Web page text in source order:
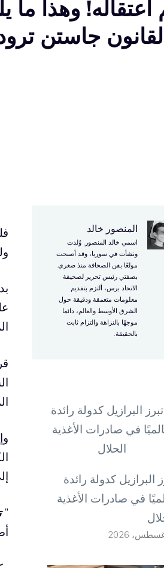
وهذا ما
جاستن
”
المنصور خالد
اسمي خالد المنصور. وُلدت
ونشأت في سوريا، وقد أصبحت
مولعًا بفن الصحافة منذ صغري.
بصفتي رئيس تحرير لصحيفة
الاتحاد برس، ألتزم بتقديم
معلومات متعمقة ودقيقة حول
الشرق الأوسط والعالم، دائما
موجهًا بالنزاهة والتزام ثابت
بالحقيقة.
البرازيل كدولة رائدة
في صادرات الأغذية